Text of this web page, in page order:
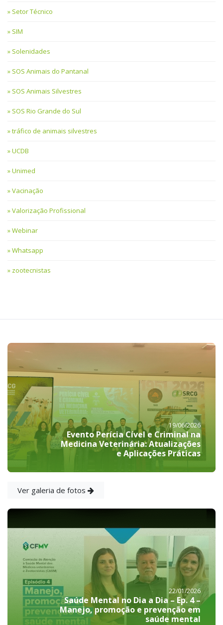
Setor Técnico
SIM
Solenidades
SOS Animais do Pantanal
SOS Animais Silvestres
SOS Rio Grande do Sul
tráfico de animais silvestres
UCDB
Unimed
Vacinação
Valorização Profissional
Webinar
Whatsapp
zootecnistas
19/06/2026
Evento Perícia Cível e Criminal na
Medicina Veterinária: Atualizações
e Aplicações Práticas
Ver galeria de fotos
22/01/2026
Saúde Mental no Dia a Dia – Ep. 4 –
Manejo, promoção e prevenção em
saúde mental